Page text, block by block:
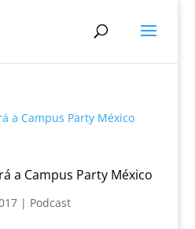
a Campus Party México
| Podcast